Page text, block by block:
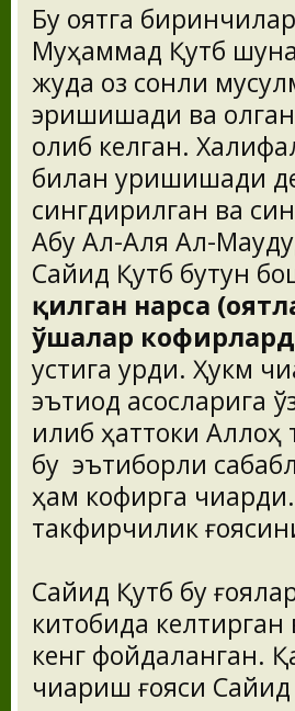
Бу оятга
Муҳаммад Қутб
жуда оз сонли
эришишади ва
олиб келган.
билан уришишади
сингдирилган ва
Абу Ал-Аля Ал-
Сайид Қутб бутун
қилган нарса
ўшалар
устига қурди. Ҳукм
эътиқод асосларига
қилиб ҳаттоки
бу эътиборли
ҳам кофирга
такфирчилик
Сайид Қутб бу
китобида
кенг фойдаланган.
чиқариш ғояси